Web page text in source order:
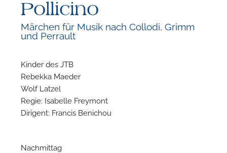
Pollicino
Märchen für Musik nach Collodi, Grimm
und Perrault
Kinder des JTB
Rebekka Maeder
Wolf Latzel
Regie: Isabelle Freymont
Dirigent: Francis Benichou
Nachmittag